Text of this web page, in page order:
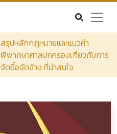
สรุปหลักกฎหมายและแนวคำ
พิพากษาศาลปกครองเกี่ยวกับการ
จัดซื้อจัดจ้าง ที่น่าสนใจ